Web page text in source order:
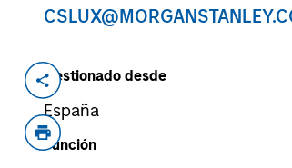
Gestionado desde
España
Función